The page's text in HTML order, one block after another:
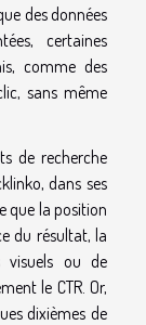
des données
certaines
comme des
sans même
de recherche
dans ses
que la position
du résultat, la
visuels ou de
le CTR. Or,
dixièmes de